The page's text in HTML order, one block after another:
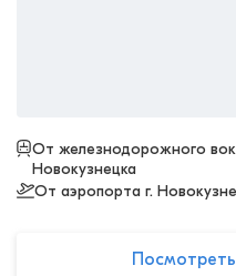
От железнодорожного
Новокузнецка
От аэропорта г.